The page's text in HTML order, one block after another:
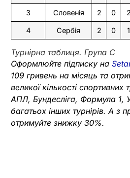
3 Словенія 2 0 2
4 Сербія 2 0 1
Турнірна таблиця. Група C
Оформлюйте підписку на
109 гривень на місяць та
великої кількості спортивних
АПЛ, Бундесліга, Формула 1,
багатьох інших турнірів. А з
отримуйте знижку 30%.